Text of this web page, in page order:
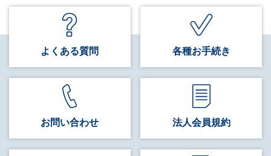
よくある質問 各種お手続き
お問い合わせ 法人会員規約